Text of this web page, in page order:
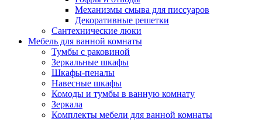
Механизмы смыва для писсуаров
Декоративные решетки
Сантехнические люки
Мебель для ванной комнаты
Тумбы с раковиной
Зеркальные шкафы
Шкафы-пеналы
Навесные шкафы
Комоды и тумбы в ванную комнату
Зеркала
Комплекты мебели для ванной комнаты